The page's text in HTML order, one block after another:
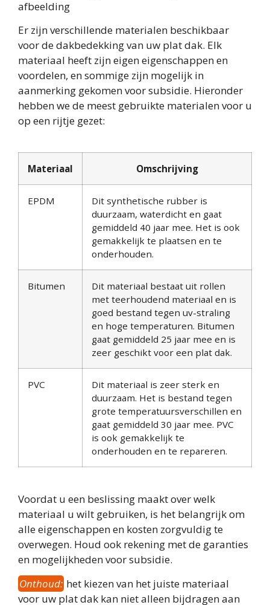
Er zijn verschillende materialen beschikbaar
voor de dakbedekking van uw plat dak. Elk
materiaal heeft zijn eigen eigenschappen en
voordelen, en sommige zijn mogelijk in
aanmerking gekomen voor subsidie. Hieronder
hebben we de meest gebruikte materialen voor u
op een rijtje gezet:
Materiaal Omschrijving
EPDM
Dit synthetische rubber is
duurzaam, waterdicht en gaat
gemiddeld 40 jaar mee. Het is ook
gemakkelijk te plaatsen en te
onderhouden.
Bitumen
Dit materiaal bestaat uit rollen
met teerhoudend materiaal en is
goed bestand tegen uv-straling
en hoge temperaturen. Bitumen
gaat gemiddeld 25 jaar mee en is
zeer geschikt voor een plat dak.
PVC
Dit materiaal is zeer sterk en
duurzaam. Het is bestand tegen
grote temperatuursverschillen en
gaat gemiddeld 30 jaar mee. PVC
is ook gemakkelijk te
onderhouden en te repareren.
Voordat u een beslissing maakt over welk
materiaal u wilt gebruiken, is het belangrijk om
alle eigenschappen en kosten zorgvuldig te
overwegen. Houd ook rekening met de garanties
en mogelijkheden voor subsidie.
Onthoud: het kiezen van het juiste materiaal
voor uw plat dak kan niet alleen bijdragen aan